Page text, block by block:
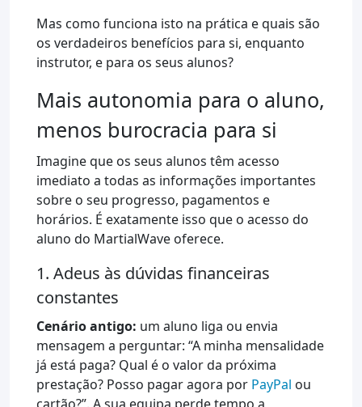
Mas como funciona isto na prática e quais são
os verdadeiros benefícios para si, enquanto
instrutor, e para os seus alunos?
Mais autonomia para o aluno,
menos burocracia para si
Imagine que os seus alunos têm acesso
imediato a todas as informações importantes
sobre o seu progresso, pagamentos e
horários. É exatamente isso que o acesso do
aluno do MartialWave oferece.
1. Adeus às dúvidas financeiras
constantes
Cenário antigo: um aluno liga ou envia
mensagem a perguntar: “A minha mensalidade
já está paga? Qual é o valor da próxima
prestação? Posso pagar agora por PayPal ou
cartão?”. A sua equipa perde tempo a